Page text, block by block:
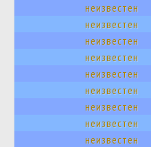
неизвестен
неизвестен
неизвестен
неизвестен
неизвестен
неизвестен
неизвестен
неизвестен
неизвестен